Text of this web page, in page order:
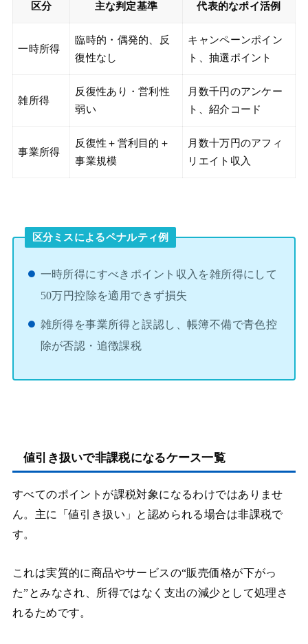
区分 主な判定基準 代表的なポイ活例
一時所得
臨時的・偶発的、反
復性なし
キャンペーンポイン
ト、抽選ポイント
雑所得
反復性あり・営利性
弱い
月数千円のアンケー
ト、紹介コード
事業所得
反復性＋営利目的＋
事業規模
月数十万円のアフィ
リエイト収入
区分ミスによるペナルティ例
一時所得にすべきポイント収入を雑所得にして
50万円控除を適用できず損失
雑所得を事業所得と誤認し、帳簿不備で青色控
除が否認・追徴課税
値引き扱いで非課税になるケース一覧
すべてのポイントが課税対象になるわけではありませ
ん。主に「値引き扱い」と認められる場合は非課税で
す。
これは実質的に商品やサービスの“販売価格が下がっ
た”とみなされ、所得ではなく支出の減少として処理さ
れるためです。